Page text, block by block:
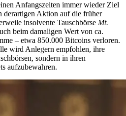
Anfangszeiten immer wieder Ziel
derartigen Aktion auf die früher
insolvente Tauschbörse Mt.
beim damaligen Wert von ca.
– etwa 850.000 Bitcoins verloren.
wird Anlegern empfohlen, ihre
sondern in ihren
aufzubewahren.